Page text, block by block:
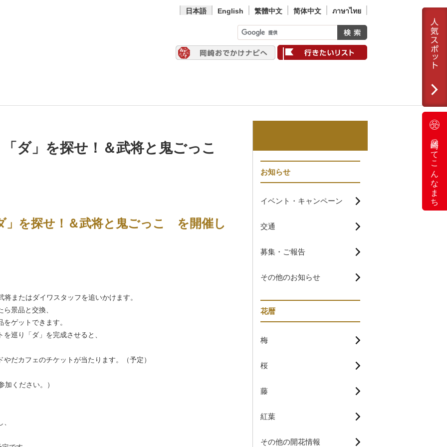
日本語 English 繁體中文 简体中文 ภาษาไทย
岡崎ってこんなまち
ダ」を探せ！＆武将と鬼ごっこ
」を探せ！＆武将と鬼ごっこ を開催し
またはダイワスタッフを追いかけます。
景品と交換、
ゲットできます。
巡り「ダ」を完成させると、
だカフェのチケットが当たります。（予定）
ください。）
お知らせ
イベント・キャンペーン
交通
募集・ご報告
その他のお知らせ
花暦
梅
桜
藤
紅葉
その他の開花情報